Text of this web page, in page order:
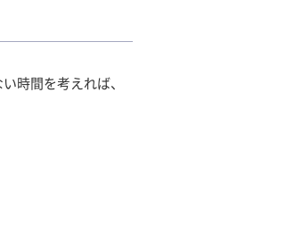
時間を考えれば、